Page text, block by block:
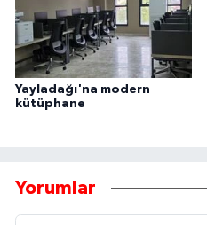
Yayladağı'na modern
kütüphane
Yorumlar